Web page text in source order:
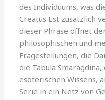
des Individuums, was
Creatus Est zusätzlich
dieser Phrase öffnet
philosophischen und
Fragestellungen, die
die Tabula
esoterischen Wissens,
Serie in ein Netz von